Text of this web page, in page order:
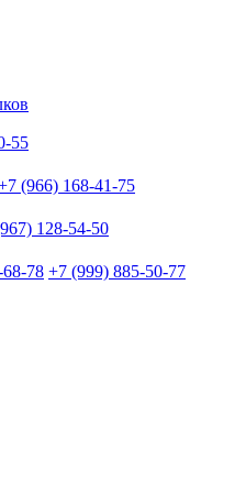
55
(966) 168-41-75
128-54-50
78 +7 (999) 885-50-77